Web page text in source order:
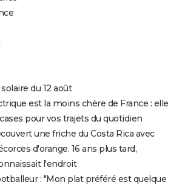
casting, bande-annonce, photos,
casting, bande-annonce, streaming,
DVD...
françaises, bande-annonce,
du 12 août
est la moins chère de France : elle
pour vos trajets du quotidien
une friche du Costa Rica avec
d'orange. 16 ans plus tard,
l'endroit
: "Mon plat préféré est quelque